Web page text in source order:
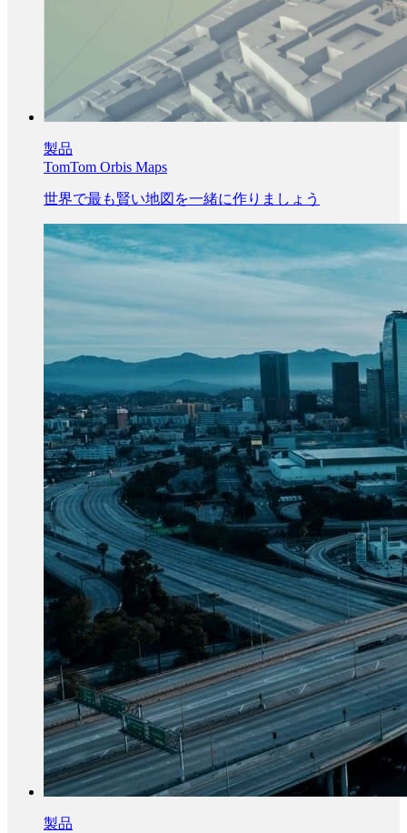
製品
TomTom Orbis Maps
世界で最も賢い地図を一緒に作りましょう
製品